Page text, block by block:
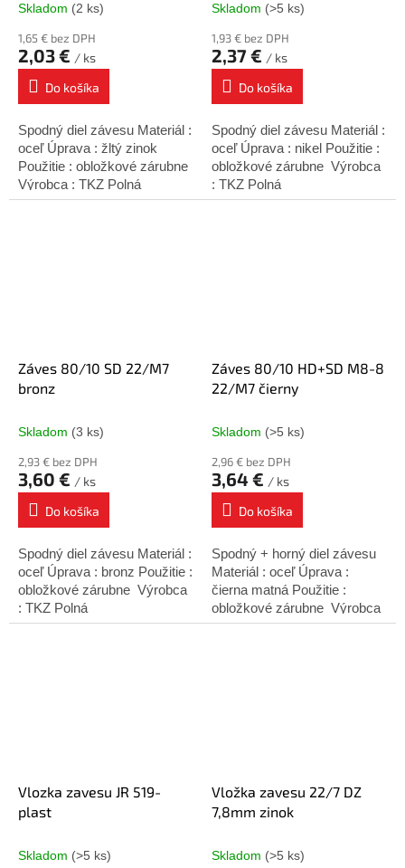
Skladom (2 ks)
1,65 € bez DPH
2,03 € / ks
Do košíka
Spodný diel závesu Materiál :
oceľ Úprava : žltý zinok
Použitie : obložkové zárubne
Výrobca : TKZ Polná
Skladom (>5 ks)
1,93 € bez DPH
2,37 € / ks
Do košíka
Spodný diel závesu Materiál :
oceľ Úprava : nikel Použitie :
obložkové zárubne Výrobca
: TKZ Polná
Záves 80/10 SD 22/M7
bronz
Skladom (3 ks)
2,93 € bez DPH
3,60 € / ks
Do košíka
Spodný diel závesu Materiál :
oceľ Úprava : bronz Použitie :
obložkové zárubne Výrobca
: TKZ Polná
Záves 80/10 HD+SD M8-8
22/M7 čierny
Skladom (>5 ks)
2,96 € bez DPH
3,64 € / ks
Do košíka
Spodný + horný diel závesu
Materiál : oceľ Úprava :
čierna matná Použitie :
obložkové zárubne Výrobca
: TKZ Polná
Vlozka zavesu JR 519-
plast
Skladom (>5 ks)
Vložka zavesu 22/7 DZ
7,8mm zinok
Skladom (>5 ks)